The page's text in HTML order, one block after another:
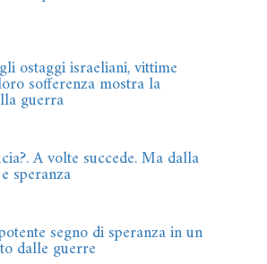
ostaggi israeliani, vittime
sofferenza mostra la
guerra
A volte succede. Ma dalla
speranza
segno di speranza in un
dalle guerre